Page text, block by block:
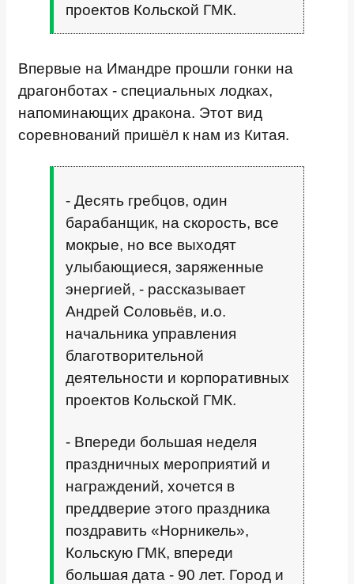
проектов Кольской ГМК.
Впервые на Имандре прошли гонки на
драгонботах - специальных лодках,
напоминающих дракона. Этот вид
соревнований пришёл к нам из Китая.
- Десять гребцов, один
барабанщик, на скорость, все
мокрые, но все выходят
улыбающиеся, заряженные
энергией, - рассказывает
Андрей Соловьёв, и.о.
начальника управления
благотворительной
деятельности и корпоративных
проектов Кольской ГМК.
- Впереди большая неделя
праздничных мероприятий и
награждений, хочется в
преддверие этого праздника
поздравить «Норникель»,
Кольскую ГМК, впереди
большая дата - 90 лет. Город и